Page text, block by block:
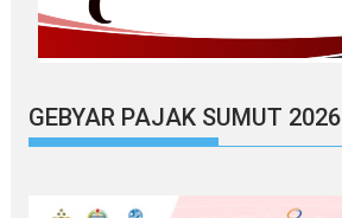
GEBYAR PAJAK SUMUT 2026